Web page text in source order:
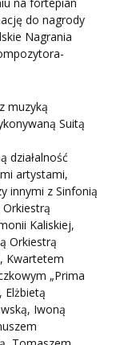
na fortepian
do nagrody
Nagrania
muzyką
Suitą
działalność
artystami,
innymi z Sinfonią
Kaliskiej,
Orkiestrą
Kwartetem
„Prima
Elżbietą
Iwoną